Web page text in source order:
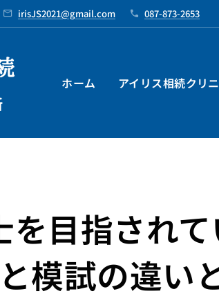
irisJS2021@gmail.com 087-873-2653
ホーム アイリス相続クリ
を目指され
と模試の違い